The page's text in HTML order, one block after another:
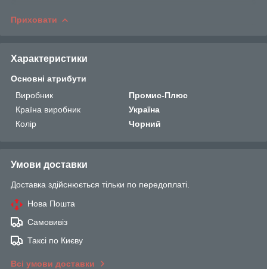
Приховати
Характеристики
Основні атрибути
Виробник
Промис-Плюс
Країна виробник
Україна
Колір
Чорний
Умови доставки
Доставка здійснюється тільки по передоплаті.
Нова Пошта
Самовивіз
Таксі по Києву
Всі умови доставки